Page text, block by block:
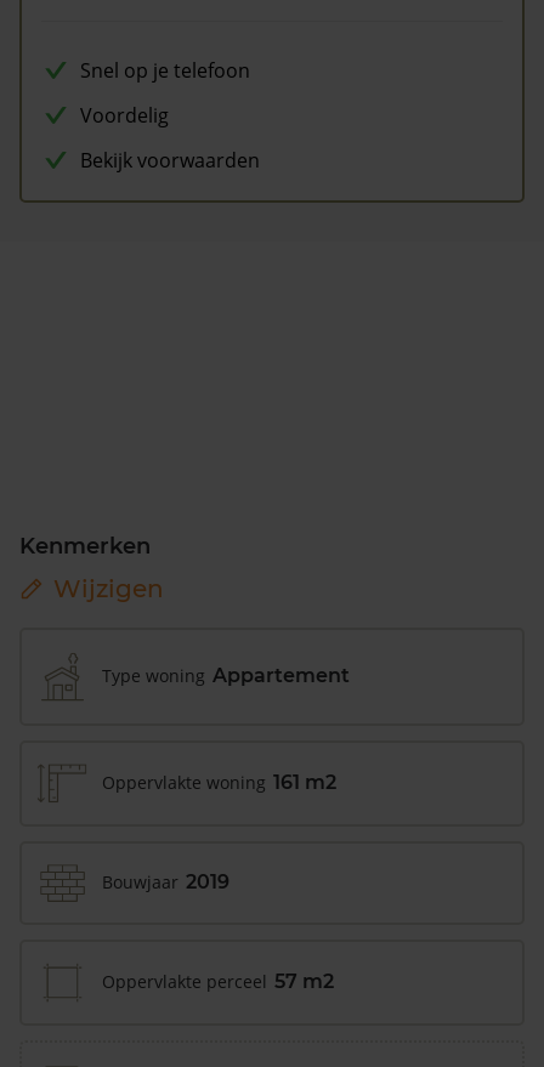
Snel op je telefoon
Voordelig
Bekijk voorwaarden
Kenmerken
Wijzigen
Type woning Appartement
Oppervlakte woning 161 m2
Bouwjaar 2019
Oppervlakte perceel 57 m2